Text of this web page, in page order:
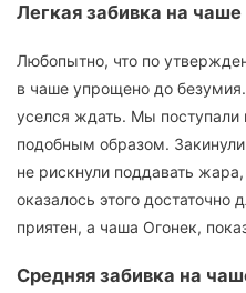
Легкая забивка на
Любопытно, что по
в чаше упрощено до безумия.
уселся ждать. Мы поступали
подобным образом.
не рискнули поддавать жара,
оказалось этого
приятен, а чаша Огонек,
Средняя забивка на